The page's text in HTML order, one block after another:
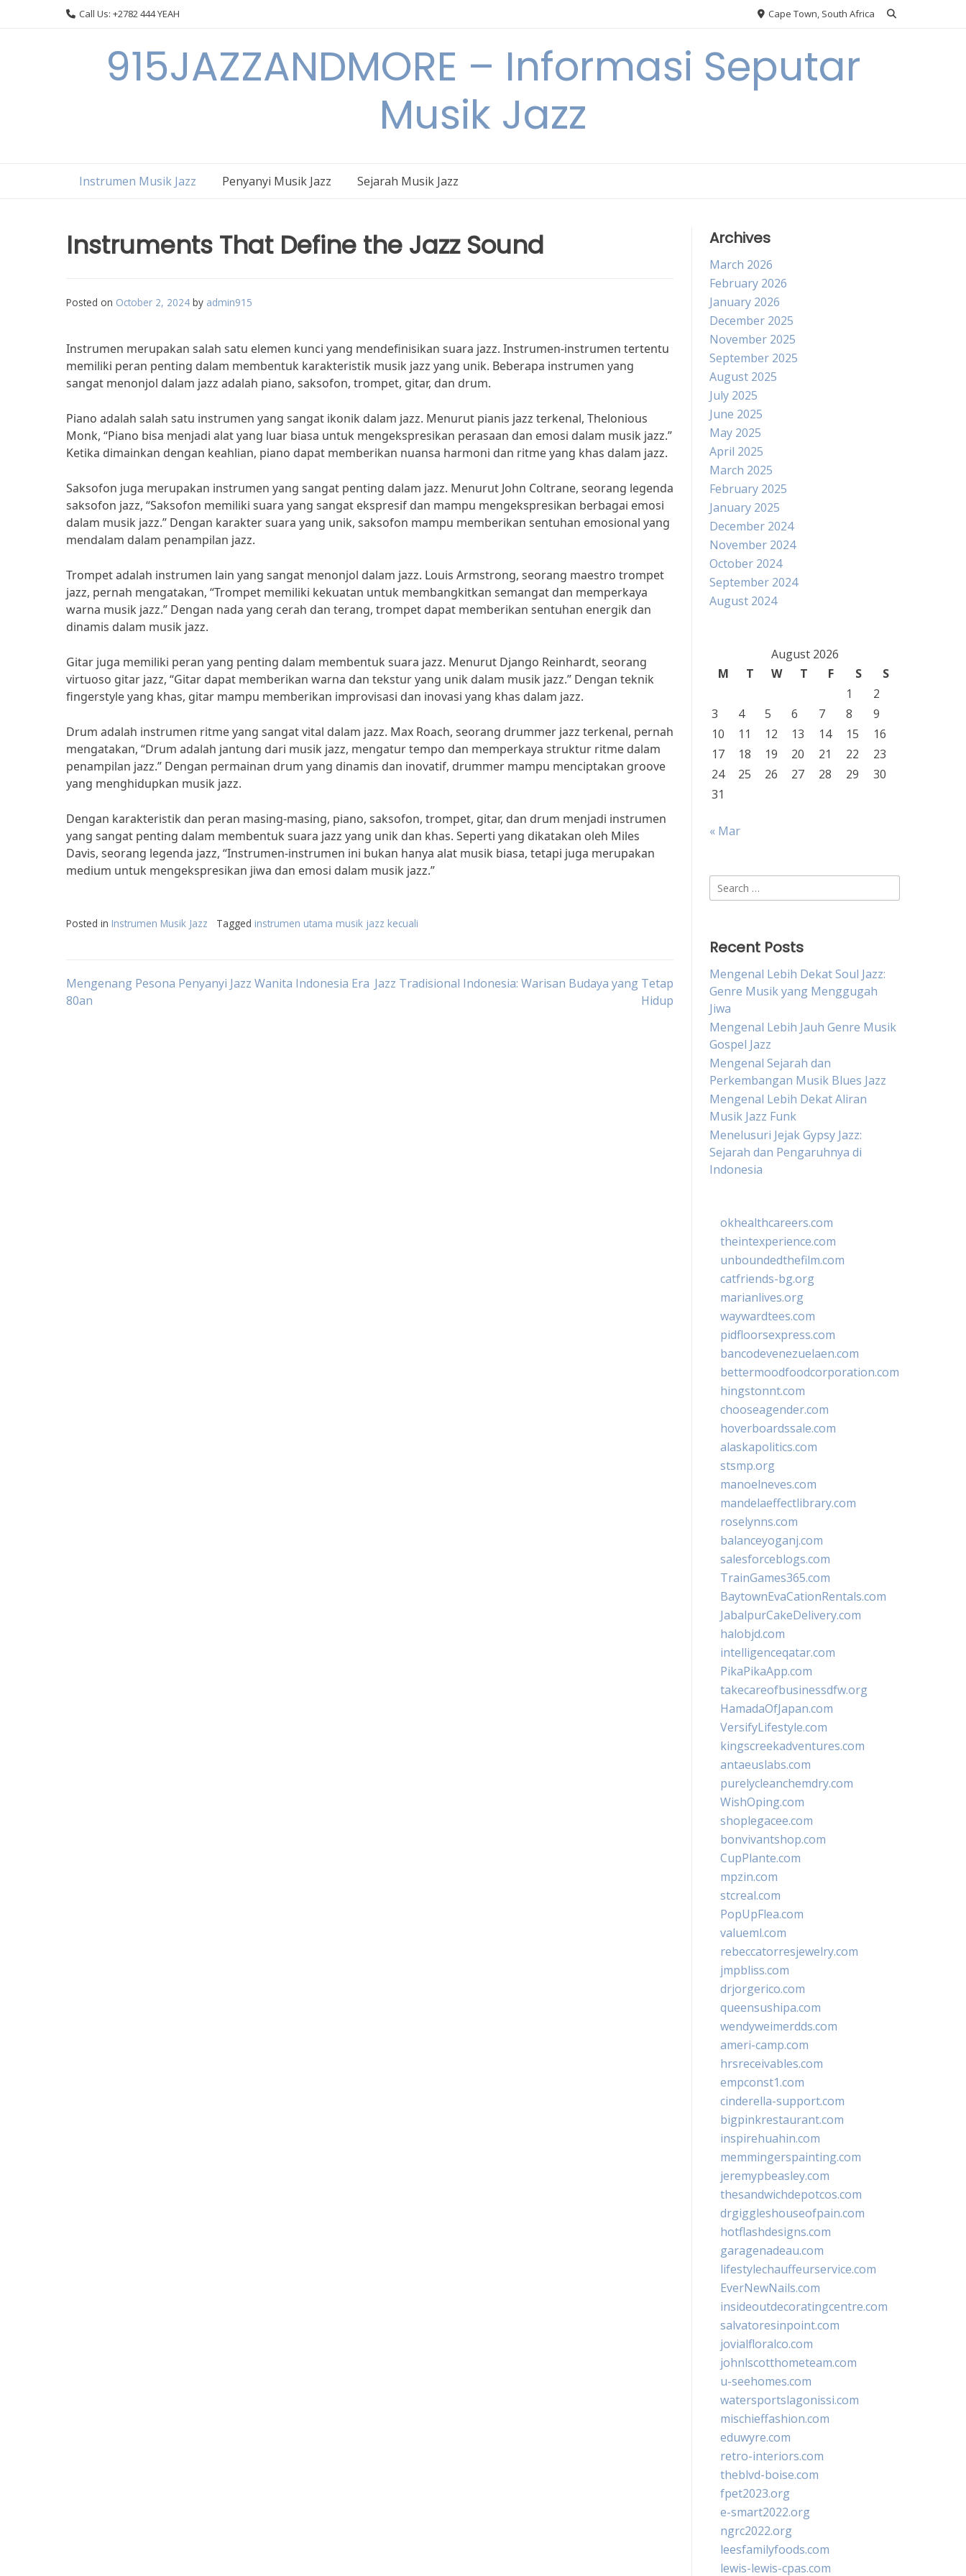
Call Us: +2782 444 YEAH Cape Town, South Africa
915JAZZANDMORE – Informasi Seputar
Musik Jazz
Instrumen Musik Jazz Penyanyi Musik Jazz Sejarah Musik Jazz
Instruments That Define the Jazz Sound
Posted on October 2, 2024 by admin915
Instrumen merupakan salah satu elemen kunci yang mendefinisikan suara jazz. Instrumen-instrumen tertentu
memiliki peran penting dalam membentuk karakteristik musik jazz yang unik. Beberapa instrumen yang
sangat menonjol dalam jazz adalah piano, saksofon, trompet, gitar, dan drum.
Piano adalah salah satu instrumen yang sangat ikonik dalam jazz. Menurut pianis jazz terkenal, Thelonious
Monk, “Piano bisa menjadi alat yang luar biasa untuk mengekspresikan perasaan dan emosi dalam musik jazz.”
Ketika dimainkan dengan keahlian, piano dapat memberikan nuansa harmoni dan ritme yang khas dalam jazz.
Saksofon juga merupakan instrumen yang sangat penting dalam jazz. Menurut John Coltrane, seorang legenda
saksofon jazz, “Saksofon memiliki suara yang sangat ekspresif dan mampu mengekspresikan berbagai emosi
dalam musik jazz.” Dengan karakter suara yang unik, saksofon mampu memberikan sentuhan emosional yang
mendalam dalam penampilan jazz.
Trompet adalah instrumen lain yang sangat menonjol dalam jazz. Louis Armstrong, seorang maestro trompet
jazz, pernah mengatakan, “Trompet memiliki kekuatan untuk membangkitkan semangat dan memperkaya
warna musik jazz.” Dengan nada yang cerah dan terang, trompet dapat memberikan sentuhan energik dan
dinamis dalam musik jazz.
Gitar juga memiliki peran yang penting dalam membentuk suara jazz. Menurut Django Reinhardt, seorang
virtuoso gitar jazz, “Gitar dapat memberikan warna dan tekstur yang unik dalam musik jazz.” Dengan teknik
fingerstyle yang khas, gitar mampu memberikan improvisasi dan inovasi yang khas dalam jazz.
Drum adalah instrumen ritme yang sangat vital dalam jazz. Max Roach, seorang drummer jazz terkenal, pernah
mengatakan, “Drum adalah jantung dari musik jazz, mengatur tempo dan memperkaya struktur ritme dalam
penampilan jazz.” Dengan permainan drum yang dinamis dan inovatif, drummer mampu menciptakan groove
yang menghidupkan musik jazz.
Dengan karakteristik dan peran masing-masing, piano, saksofon, trompet, gitar, dan drum menjadi instrumen
yang sangat penting dalam membentuk suara jazz yang unik dan khas. Seperti yang dikatakan oleh Miles
Davis, seorang legenda jazz, “Instrumen-instrumen ini bukan hanya alat musik biasa, tetapi juga merupakan
medium untuk mengekspresikan jiwa dan emosi dalam musik jazz.”
Posted in Instrumen Musik Jazz Tagged instrumen utama musik jazz kecuali
Post
Mengenang Pesona Penyanyi Jazz Wanita Indonesia Era
80an
Jazz Tradisional Indonesia: Warisan Budaya yang Tetap
Hidup
Archives
March 2026
February 2026
January 2026
December 2025
November 2025
September 2025
August 2025
July 2025
June 2025
May 2025
April 2025
March 2025
February 2025
January 2025
December 2024
November 2024
October 2024
September 2024
August 2024
August 2026
M
T W T F S
S
1
2
3
4 5 6 7 8
9
10
11 12 13 14 15
16
17
18 19 20 21 22
23
24
25 26 27 28 29
30
31
« Mar
Search
for:
Recent Posts
Mengenal Lebih Dekat Soul Jazz:
Genre Musik yang Menggugah
Jiwa
Mengenal Lebih Jauh Genre Musik
Gospel Jazz
Mengenal Sejarah dan
Perkembangan Musik Blues Jazz
Mengenal Lebih Dekat Aliran
Musik Jazz Funk
Menelusuri Jejak Gypsy Jazz:
Sejarah dan Pengaruhnya di
Indonesia
okhealthcareers.com
theintexperience.com
unboundedthefilm.com
catfriends-bg.org
marianlives.org
waywardtees.com
pidfloorsexpress.com
bancodevenezuelaen.com
bettermoodfoodcorporation.com
hingstonnt.com
chooseagender.com
hoverboardssale.com
alaskapolitics.com
stsmp.org
manoelneves.com
mandelaeffectlibrary.com
roselynns.com
balanceyoganj.com
salesforceblogs.com
TrainGames365.com
BaytownEvaCationRentals.com
JabalpurCakeDelivery.com
halobjd.com
intelligenceqatar.com
PikaPikaApp.com
takecareofbusinessdfw.org
HamadaOfJapan.com
VersifyLifestyle.com
kingscreekadventures.com
antaeuslabs.com
purelycleanchemdry.com
WishOping.com
shoplegacee.com
bonvivantshop.com
CupPlante.com
mpzin.com
stcreal.com
PopUpFlea.com
valueml.com
rebeccatorresjewelry.com
jmpbliss.com
drjorgerico.com
queensushipa.com
wendyweimerdds.com
ameri-camp.com
hrsreceivables.com
empconst1.com
cinderella-support.com
bigpinkrestaurant.com
inspirehuahin.com
memmingerspainting.com
jeremypbeasley.com
thesandwichdepotcos.com
drgiggleshouseofpain.com
hotflashdesigns.com
garagenadeau.com
lifestylechauffeurservice.com
EverNewNails.com
insideoutdecoratingcentre.com
salvatoresinpoint.com
jovialfloralco.com
johnlscotthometeam.com
u-seehomes.com
watersportslagonissi.com
mischieffashion.com
eduwyre.com
retro-interiors.com
theblvd-boise.com
fpet2023.org
e-smart2022.org
ngrc2022.org
leesfamilyfoods.com
lewis-lewis-cpas.com